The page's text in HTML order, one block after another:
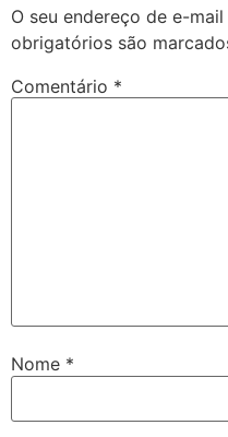
O seu endereço de e-
obrigatórios são
Comentário *
Nome *